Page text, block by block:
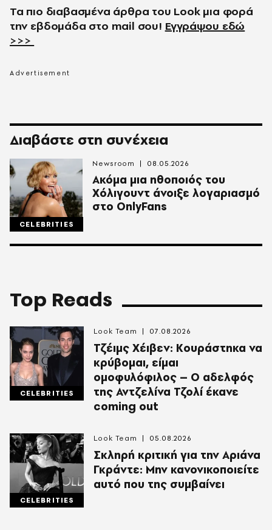
Τα πιο διαβασμένα άρθρα του Look μια φορά
την εβδομάδα στο mail σου! Εγγράψου εδώ
>>>
Διαβάστε στη συνέχεια
CELEBRITIES
Aκόμα μια ηθοποιός του
Χόλιγουντ άνοιξε λογαριασμό
στο OnlyFans
Newsroom 08.05.2026
Top Reads
CELEBRITIES
Τζέιμς Χέιβεν: Κουράστηκα να
κρύβομαι, είμαι
ομοφυλόφιλος – Ο αδελφός
της Αντζελίνα Τζολί έκανε
coming out
Look Team 07.08.2026
CELEBRITIES
Σκληρή κριτική για την Αριάνα
Γκράντε: Μην κανονικοποιείτε
αυτό που της συμβαίνει
Look Team 05.08.2026